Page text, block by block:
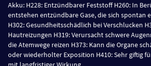
Akku: H228: Entzündbarer Feststoff H260: In
entstehen entzündbare Gase, die sich spontan
H302: Gesundheitsschädlich bei Verschlucken
Hautreizungen H319: Verursacht schwere
die Atemwege reizen H373: Kann die Organe
oder wiederholter Exposition H410: Sehr giftig